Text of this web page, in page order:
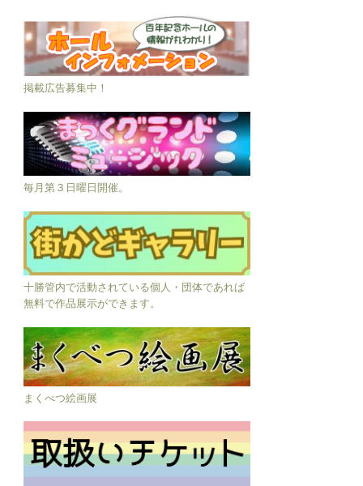
掲載広告募集中！
毎月第３日曜日開催。
十勝管内で活動されている個人・団体であれば
無料で作品展示ができます。
まくべつ絵画展